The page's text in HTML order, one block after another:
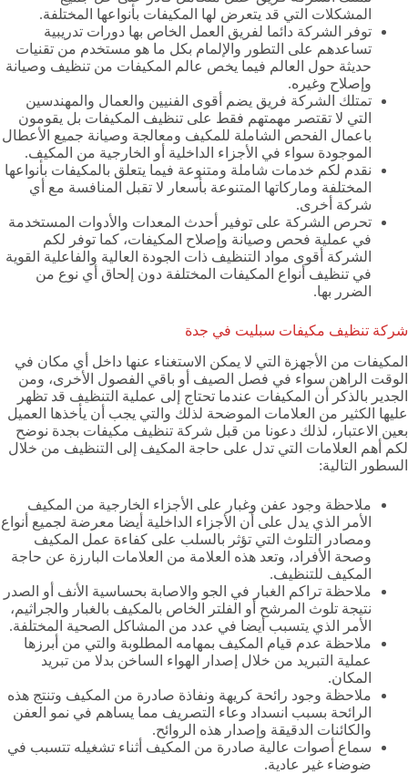
المشكلات التي قد يتعرض لها المكيفات بأنواعها المختلفة.
توفر الشركة دائما لفريق العمل الخاص بها دورات تدريبية
تساعدهم على التطور والإلمام بكل ما هو مستخدم من تقنيات
حديثة حول العالم فيما يخص عالم المكيفات من تنظيف وصيانة
وإصلاح وغيره.
تمتلك الشركة فريق يضم أقوى الفنيين والعمال والمهندسين
التي لا تقتصر مهمتهم فقط على تنظيف المكيفات بل يقومون
باعمال الفحص الشاملة للمكيف ومعالجة وصيانة جميع الأعطال
الموجودة سواء في الأجزاء الداخلية أو الخارجية من المكيف.
نقدم لكم خدمات شاملة ومتنوعة فيما يتعلق بالمكيفات بأنواعها
المختلفة وماركاتها المتنوعة بأسعار لا تقبل المنافسة مع أي
شركة أخرى.
تحرص الشركة على توفير أحدث المعدات والأدوات المستخدمة
في عملية فحص وصيانة وإصلاح المكيفات، كما توفر لكم
الشركة أقوى مواد التنظيف ذات الجودة العالية والفاعلية القوية
في تنظيف أنواع المكيفات المختلفة دون إلحاق أي نوع من
الضرر بها.
شركة تنظيف مكيفات سبليت في جدة
المكيفات من الأجهزة التي لا يمكن الاستغناء عنها داخل أي مكان في
الوقت الراهن سواء في فصل الصيف أو باقي الفصول الأخرى، ومن
الجدير بالذكر أن المكيفات عندما تحتاج إلى عملية التنظيف قد تظهر
عليها الكثير من العلامات الموضحة لذلك والتي يجب أن يأخذها العميل
بعين الاعتبار، لذلك دعونا من قبل شركة تنظيف مكيفات بجدة نوضح
لكم أهم العلامات التي تدل على حاجة المكيف إلى التنظيف من خلال
السطور التالية:
ملاحظة وجود عفن وغبار على الأجزاء الخارجية من المكيف
الأمر الذي يدل على أن الأجزاء الداخلية أيضا معرضة لجميع أنواع
ومصادر التلوث التي تؤثر بالسلب على كفاءة عمل المكيف
وصحة الأفراد، وتعد هذه العلامة من العلامات البارزة عن حاجة
المكيف للتنظيف.
ملاحظة تراكم الغبار في الجو والاصابة بحساسية الأنف أو الصدر
نتيجة تلوث المرشح أو الفلتر الخاص بالمكيف بالغبار والجراثيم،
الأمر الذي يتسبب أيضا في عدد من المشاكل الصحية المختلفة.
ملاحظة عدم قيام المكيف بمهامه المطلوبة والتي من أبرزها
عملية التبريد من خلال إصدار الهواء الساخن بدلا من تبريد
المكان.
ملاحظة وجود رائحة كريهة ونفاذة صادرة من المكيف وتنتج هذه
الرائحة بسبب انسداد وعاء التصريف مما يساهم في نمو العفن
والكائنات الدقيقة وإصدار هذه الروائح.
سماع أصوات عالية صادرة من المكيف أثناء تشغيله تتسبب في
ضوضاء غير عادية.